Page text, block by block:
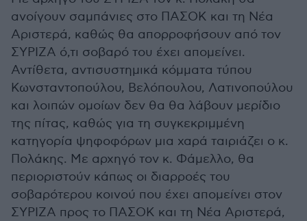
ανοίγουν σαμπάνιες στο ΠΑΣΟΚ και τη Νέα
Αριστερά, καθώς θα απορροφήσουν από τον
ΣΥΡΙΖΑ ό,τι σοβαρό του έχει απομείνει.
Αντίθετα, αντισυστημικά κόμματα τύπου
Κωνσταντοπούλου, Βελόπουλου, Λατινοπούλου
και λοιπών ομοίων δεν θα θα λάβουν μερίδιο
της πίτας, καθώς για τη συγκεκριμμένη
κατηγορία ψηφοφόρων μια χαρά ταιριάζει ο κ.
Πολάκης. Με αρχηγό τον κ. Φάμελλο, θα
περιοριστούν κάπως οι διαρροές του
σοβαρότερου κοινού που έχει απομείνει στον
ΣΥΡΙΖΑ προς το ΠΑΣΟΚ και τη Νέα Αριστερά,